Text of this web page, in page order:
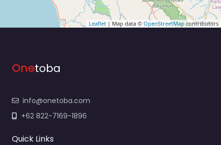
Leaflet | Map data © OpenStreetMap contributors
Onetoba
info@onetoba.com
+62 822-7169-1896
Quick Links